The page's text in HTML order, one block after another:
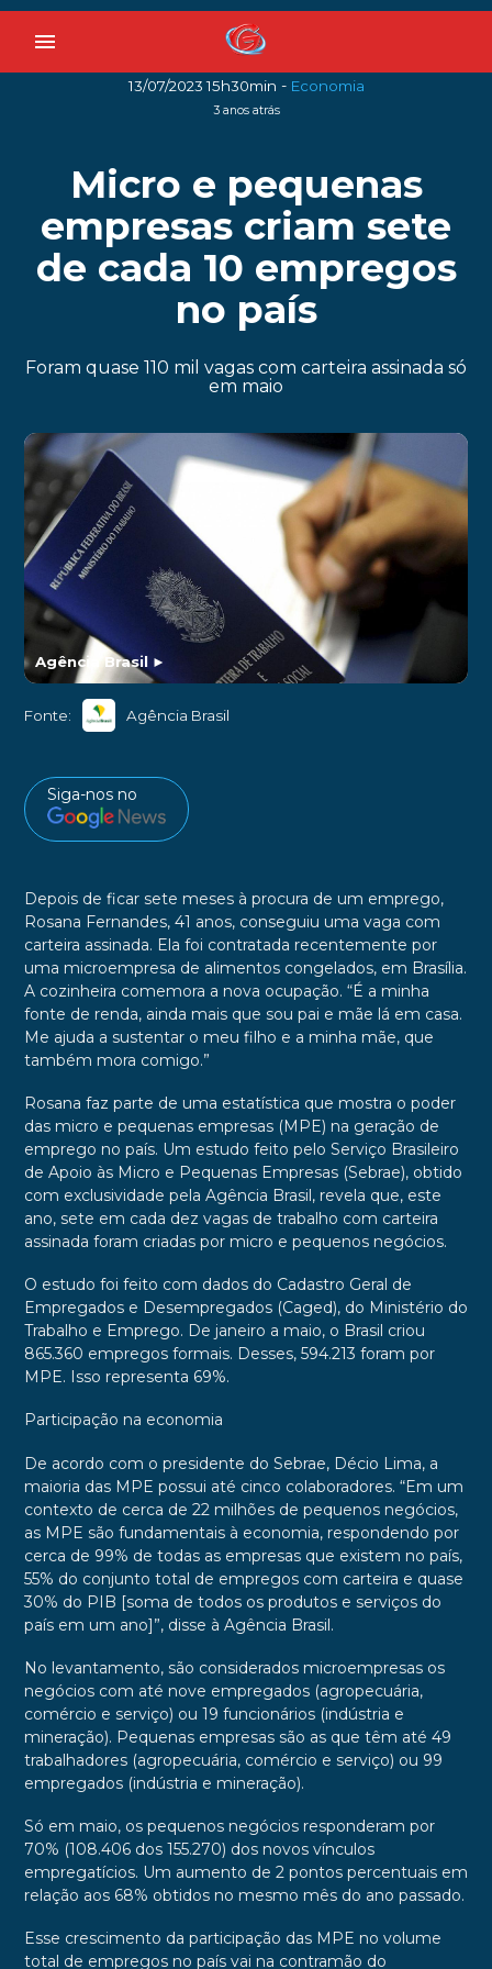
menu
13/07/2023 15h30min - Economia
3 anos atrás
Micro e pequenas
empresas criam sete
de cada 10 empregos
no país
Foram quase 110 mil vagas com carteira assinada só
em maio
Agência Brasil►
Fonte: Agência Brasil
Siga-nos no
Depois de ficar sete meses à procura de um emprego,
Rosana Fernandes, 41 anos, conseguiu uma vaga com
carteira assinada. Ela foi contratada recentemente por
uma microempresa de alimentos congelados, em Brasília.
A cozinheira comemora a nova ocupação. “É a minha
fonte de renda, ainda mais que sou pai e mãe lá em casa.
Me ajuda a sustentar o meu filho e a minha mãe, que
também mora comigo.”
Rosana faz parte de uma estatística que mostra o poder
das micro e pequenas empresas (MPE) na geração de
emprego no país. Um estudo feito pelo Serviço Brasileiro
de Apoio às Micro e Pequenas Empresas (Sebrae), obtido
com exclusividade pela Agência Brasil, revela que, este
ano, sete em cada dez vagas de trabalho com carteira
assinada foram criadas por micro e pequenos negócios.
O estudo foi feito com dados do Cadastro Geral de
Empregados e Desempregados (Caged), do Ministério do
Trabalho e Emprego. De janeiro a maio, o Brasil criou
865.360 empregos formais. Desses, 594.213 foram por
MPE. Isso representa 69%.
Participação na economia
De acordo com o presidente do Sebrae, Décio Lima, a
maioria das MPE possui até cinco colaboradores. “Em um
contexto de cerca de 22 milhões de pequenos negócios,
as MPE são fundamentais à economia, respondendo por
cerca de 99% de todas as empresas que existem no país,
55% do conjunto total de empregos com carteira e quase
30% do PIB [soma de todos os produtos e serviços do
país em um ano]”, disse à Agência Brasil.
No levantamento, são considerados microempresas os
negócios com até nove empregados (agropecuária,
comércio e serviço) ou 19 funcionários (indústria e
mineração). Pequenas empresas são as que têm até 49
trabalhadores (agropecuária, comércio e serviço) ou 99
empregados (indústria e mineração).
Só em maio, os pequenos negócios responderam por
70% (108.406 dos 155.270) dos novos vínculos
empregatícios. Um aumento de 2 pontos percentuais em
relação aos 68% obtidos no mesmo mês do ano passado.
Esse crescimento da participação das MPE no volume
total de empregos no país vai na contramão do